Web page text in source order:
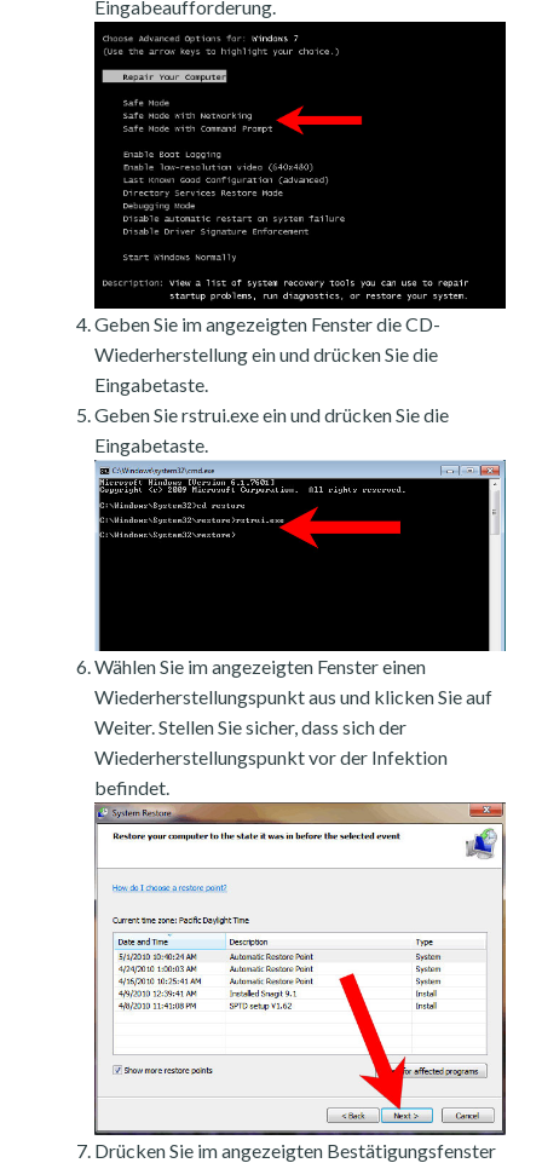
Eingabeaufforderung.
Geben Sie im angezeigten Fenster die CD-
Wiederherstellung ein und drücken Sie die
Eingabetaste.
Geben Sie rstrui.exe ein und drücken Sie die
Eingabetaste.
Wählen Sie im angezeigten Fenster einen
Wiederherstellungspunkt aus und klicken Sie auf
Weiter. Stellen Sie sicher, dass sich der
Wiederherstellungspunkt vor der Infektion
befindet.
Drücken Sie im angezeigten Bestätigungsfenster